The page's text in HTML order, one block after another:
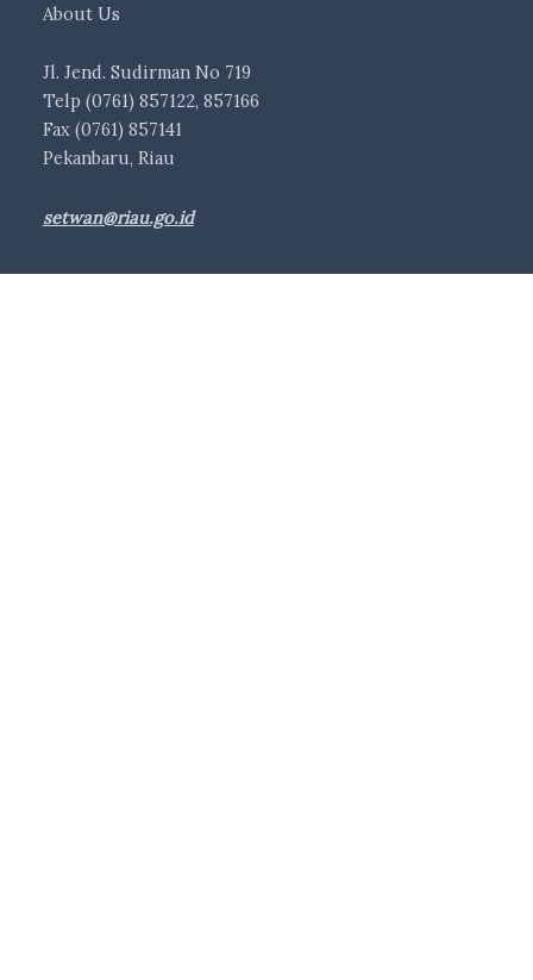
About Us
Jl. Jend. Sudirman No 719
Telp (0761) 857122, 857166
Fax (0761) 857141
Pekanbaru, Riau
setwan@riau.go.id